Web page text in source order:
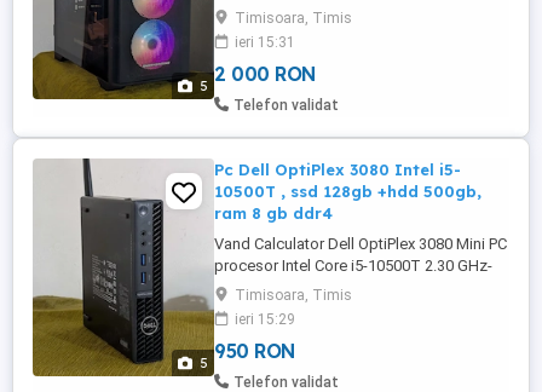
5
SSD Kingston 480 GB, Placa video RX
5500xt 4 Gb Sursa 850 w Vine cu windows
11 home cu licenta, recent instalat
Calculatorul functioneaza foarte bine,
Pretul este fix 2000 Lei Nu sunt interesat
...
Timisoara, Timis
ieri 15:31
2 000 RON
Telefon validat
5
Pc Dell OptiPlex 3080 Intel i5-
10500T , ssd 128gb +hdd 500gb,
ram 8 gb ddr4
Vand Calculator Dell OptiPlex 3080 Mini PC
procesor Intel Core i5-10500T 2.30 GHz-
3,80GHz Unitate Stocare: SSD 128GB
NVME + hdd 500 GB WD memorie ram 8
gb ddr4 2666 mhz 1 x Display Port 1 x
HDMI 1x Vga Carcasa Model Tip: micro
Operating System: Windows 11
Timisoara, Timis
ieri 15:29
950 RON
Telefon validat